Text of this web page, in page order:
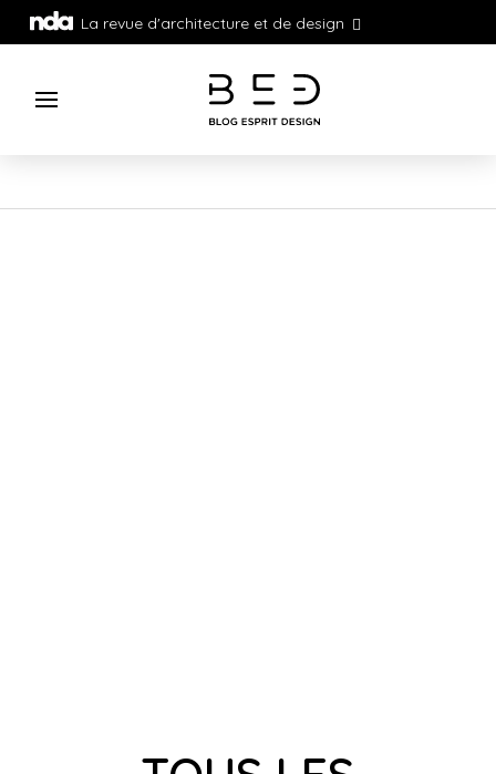
La revue d'architecture et de design